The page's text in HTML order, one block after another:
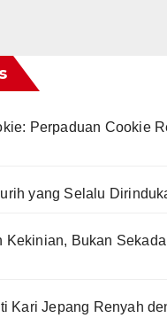
Perpaduan Cookie
yang Selalu
Kekinian, Bukan
Kari Jepang Renyah